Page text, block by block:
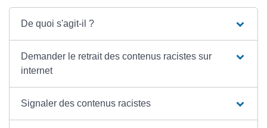
De quoi s'agit-il ?
Demander le retrait des contenus racistes sur
internet
Signaler des contenus racistes